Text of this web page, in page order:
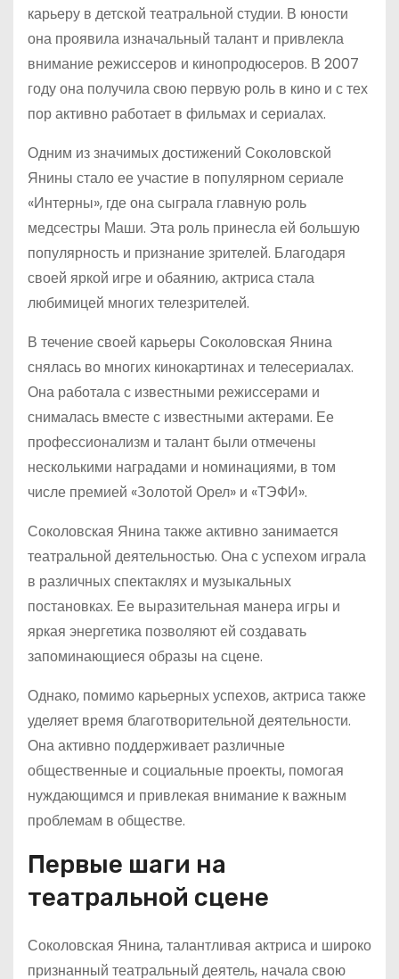
карьеру в детской театральной студии. В юности
она проявила изначальный талант и привлекла
внимание режиссеров и кинопродюсеров. В 2007
году она получила свою первую роль в кино и с тех
пор активно работает в фильмах и сериалах.
Одним из значимых достижений Соколовской
Янины стало ее участие в популярном сериале
«Интерны», где она сыграла главную роль
медсестры Маши. Эта роль принесла ей большую
популярность и признание зрителей. Благодаря
своей яркой игре и обаянию, актриса стала
любимицей многих телезрителей.
В течение своей карьеры Соколовская Янина
снялась во многих кинокартинах и телесериалах.
Она работала с известными режиссерами и
снималась вместе с известными актерами. Ее
профессионализм и талант были отмечены
несколькими наградами и номинациями, в том
числе премией «Золотой Орел» и «ТЭФИ».
Соколовская Янина также активно занимается
театральной деятельностью. Она с успехом играла
в различных спектаклях и музыкальных
постановках. Ее выразительная манера игры и
яркая энергетика позволяют ей создавать
запоминающиеся образы на сцене.
Однако, помимо карьерных успехов, актриса также
уделяет время благотворительной деятельности.
Она активно поддерживает различные
общественные и социальные проекты, помогая
нуждающимся и привлекая внимание к важным
проблемам в обществе.
Первые шаги на
театральной сцене
Соколовская Янина, талантливая актриса и широко
признанный театральный деятель, начала свою